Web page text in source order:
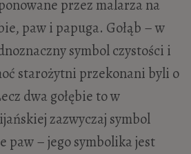
przez malarza na
paw i papuga. Gołąb – w
symbol czystości i
starożytni przekonani byli o
dwa gołębie to w
zazwyczaj symbol
paw – jego symbolika jest